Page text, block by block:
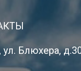
ул. Блюхера,